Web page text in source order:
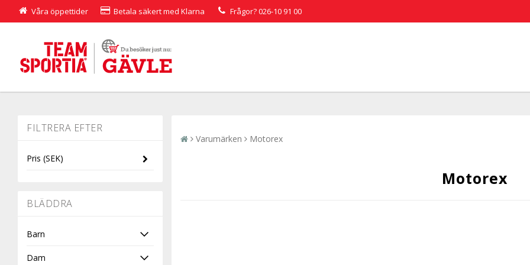
Våra öppettider Betala säkert med Klarna Frågor?026-10 91 00
Pris (SEK)
BLÄDDRA
Barn
Dam
Varumärken Motorex
Motorex